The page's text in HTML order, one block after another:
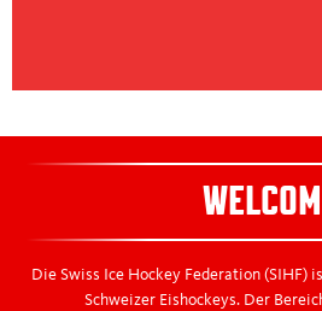
Die Swiss Ice Hockey Federation (SIHF)
Schweizer Eishockeys. Der